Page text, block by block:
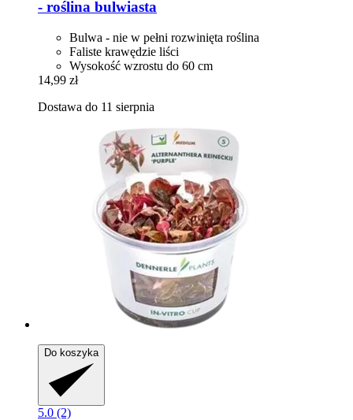
-​ roślina bulwiasta
Bulwa - nie w pełni rozwinięta roślina
Faliste krawędzie liści
Wysokość wzrostu do 60 cm
14,99 zł
Dostawa do 11 sierpnia
Do koszyka
5.0 (2)